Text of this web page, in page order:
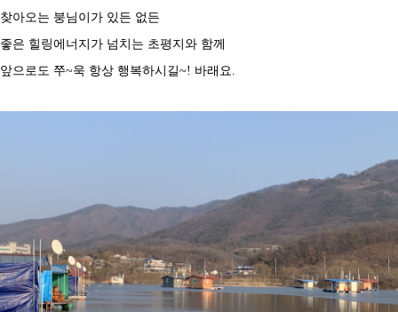
찾아오는 붕님이가 있든 없든
좋은 힐링에너지가 넘치는 초평지와 함께
앞으로도 쭈~욱 항상 행복하시길~! 바래요.